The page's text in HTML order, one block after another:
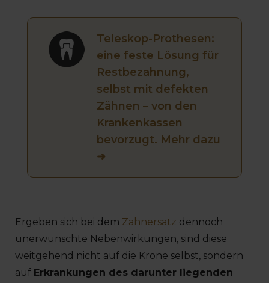
Teleskop-Prothesen:
eine feste Lösung für
Restbezahnung,
selbst mit defekten
Zähnen – von den
Krankenkassen
bevorzugt. Mehr dazu
➜
Ergeben sich bei dem Zahnersatz dennoch
unerwünschte Nebenwirkungen, sind diese
weitgehend nicht auf die Krone selbst, sondern
auf Erkrankungen des darunter liegenden